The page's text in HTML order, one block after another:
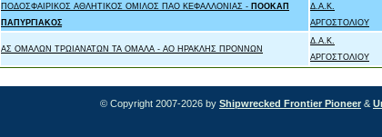
ΠΟΔΟΣΦΑΙΡΙΚΟΣ ΑΘΛΗΤΙΚΟΣ ΟΜΙΛΟΣ ΠΑΟ ΚΕΦΑΛΛΟΝΙΑΣ - ΠΟΟΚΑΠ
ΠΑΠΥΡΓΙΑΚΟΣ
Δ.Α.Κ.
ΑΡΓΟΣΤΟΛΙΟΥ
ΑΣ ΟΜΑΛΩΝ ΤΡΩΙΑΝΑΤΩΝ ΤΑ ΟΜΑΛΑ - ΑΟ ΗΡΑΚΛΗΣ ΠΡΟΝΝΩΝ
Δ.Α.Κ.
ΑΡΓΟΣΤΟΛΙΟΥ
© Copyright 2007-2026 by Shipwrecked Frontier Pioneer &